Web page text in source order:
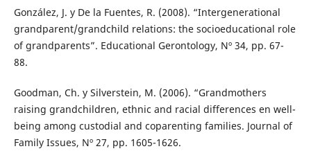
González, J. y De la Fuentes, R. (2008). “Intergenerational
grandparent/grandchild relations: the socioeducational role
of grandparents”. Educational Gerontology, Nº 34, pp. 67-
88.
Goodman, Ch. y Silverstein, M. (2006). “Grandmothers
raising grandchildren, ethnic and racial differences en well-
being among custodial and coparenting families. Journal of
Family Issues, Nº 27, pp. 1605-1626.